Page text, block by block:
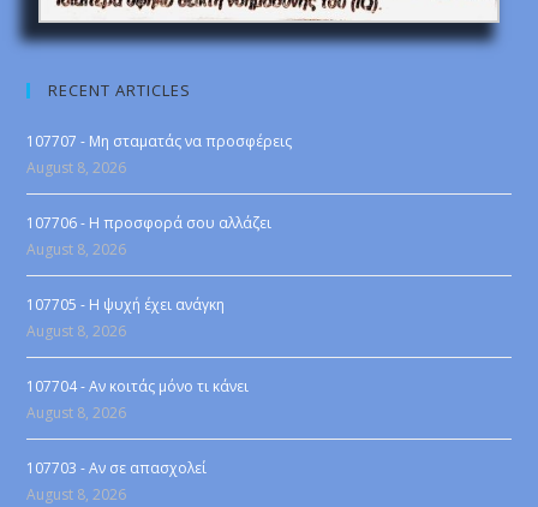
RECENT ARTICLES
107707 - Μη σταματάς να προσφέρεις
August 8, 2026
107706 - Η προσφορά σου αλλάζει
August 8, 2026
107705 - Η ψυχή έχει ανάγκη
August 8, 2026
107704 - Αν κοιτάς μόνο τι κάνει
August 8, 2026
107703 - Αν σε απασχολεί
August 8, 2026